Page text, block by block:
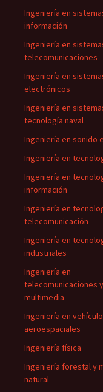
Ingeniería en
información
Ingeniería en
telecomunicaciones
Ingeniería en
electrónicos
Ingeniería en
tecnología naval
Ingeniería en sonido
Ingeniería en
Ingeniería en
información
Ingeniería en
telecomunicación
Ingeniería en
industriales
Ingeniería en
telecomunicaciones y
multimedia
Ingeniería en
aeroespaciales
Ingeniería física
Ingeniería forestal y
natural